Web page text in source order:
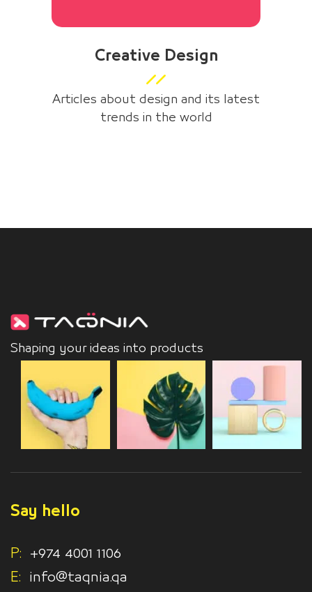
Creative Design
Articles about design and its latest
trends in the world
Shaping your ideas into products
Say hello
P: +974 4001 1106
E: info@taqnia.qa